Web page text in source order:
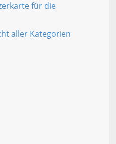
für die
aller Kategorien